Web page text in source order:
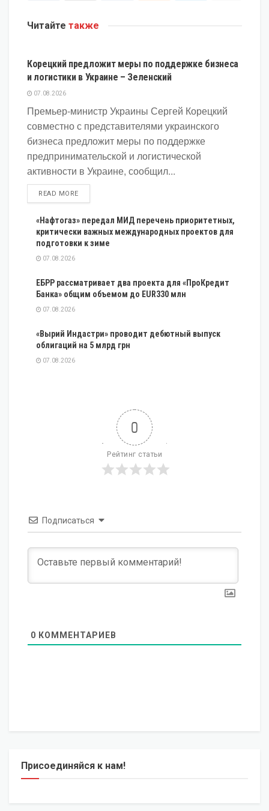
Читайте также
Корецкий предложит меры по поддержке бизнеса
и логистики в Украине – Зеленский
07.08.2026
Премьер-министр Украины Сергей Корецкий
совместно с представителями украинского
бизнеса предложит меры по поддержке
предпринимательской и логистической
активности в Украине, сообщил...
READ MOREDETAILS
«Нафтогаз» передал МИД перечень приоритетных,
критически важных международных проектов для
подготовки к зиме
07.08.2026
ЕБРР рассматривает два проекта для «ПроКредит
Банка» общим объемом до EUR330 млн
07.08.2026
«Вырий Индастри» проводит дебютный выпуск
облигаций на 5 млрд грн
07.08.2026
0
Рейтинг статьи
Подписаться
0 КОММЕНТАРИЕВ
Присоединяйся к нам!